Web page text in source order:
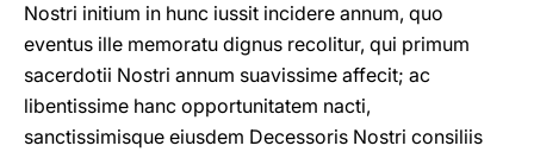
Nostri initium in hunc iussit incidere annum, quo
eventus ille memoratu dignus recolitur, qui primum
sacerdotii Nostri annum suavissime affecit; ac
libentissime hanc opportunitatem nacti,
sanctissimisque eiusdem Decessoris Nostri consiliis